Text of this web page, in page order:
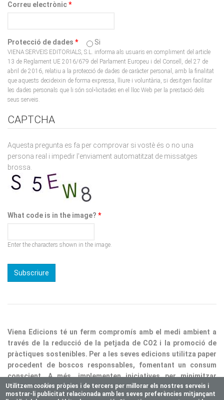
VIENA SERVEIS EDITORIALS, S.L. informa als usuaris en compliment del article
13 de Reglament UE 2016/679 del Parlament Europeu i del Consell, del 27 de
abril de 2016, relatiu a la protecció de dades de caràcter personal, amb la finalitat
que aquests decideixin de forma expressa, lliure i voluntària, si desitgen facilitar
les dades personals que li són sol•licitades en el lloc Web per la prestació dels
seus serveis.
CAPTCHA
Aquesta pregunta es fa per comprovar si vostè és o no una
brossa.
What code is in the image?
Enter the characters shown in the image.
pràctiques sostenibles. Per a les seves edicions utilitza paper
procedent de boscos responsables, fomentant un consum
conscient. A més, implementen iniciatives per minimitzar
residus i optimitzar processos, consolidant així la nostra
responsabilitat ecològica.
Copyright © 2025 Vienaeditorial.com. All rights reserved
Utilitzemcookies pròpies i de tercers per millorar els nostres serveis i
mostrar-li publicitat relacionada amb les seves preferències mitjançant